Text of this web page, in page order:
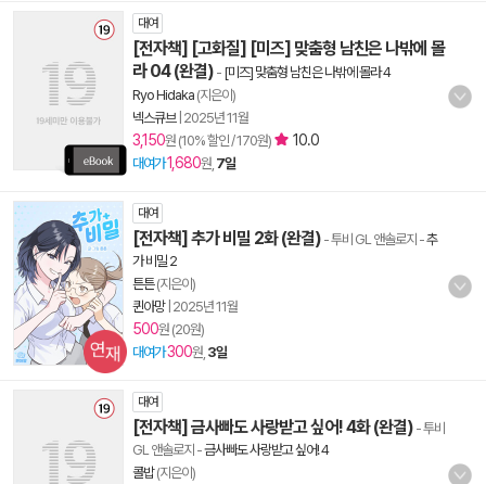
대여
[전자책] [고화질] [미즈] 맞춤형 남친은 나밖에 몰
라 04 (완결) - [미즈] 맞춤형 남친은 나밖에 몰라 4
Ryo Hidaka (지은이)
넥스큐브| 2025년 11월
3,150원 (10% 할인 / 170원) 10.0
대여가1,680원, 7일
대여
[전자책] 추가 비밀 2화 (완결) - 투비 GL 앤솔로지 -추
가 비밀 2
튼튼(지은이)
퀸아망| 2025년 11월
500원 (20원)
대여가300원, 3일
대여
[전자책] 금사빠도 사랑받고 싶어! 4화 (완결) - 투비
GL 앤솔로지 -금사빠도 사랑받고 싶어! 4
콜밥(지은이)